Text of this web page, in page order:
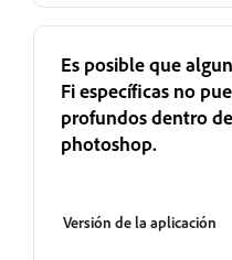
Es posible que
Fi específicas no
profundos dentro
photoshop.
Versión de la aplicación